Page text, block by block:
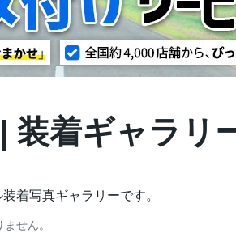
装着ギャラリ
着写真ギャラリーです。
せん。